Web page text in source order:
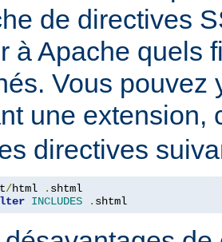
de directives
à Apache quels
Vous pouvez
une extension,
directives
/html .
INCLUDES . shtml